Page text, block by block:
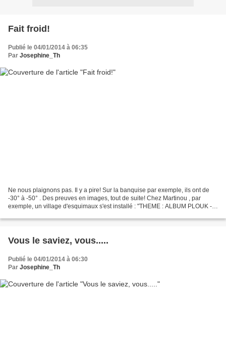
Fait froid!
Publié le 04/01/2014 à 06:35
Par Josephine_Th
Ne nous plaignons pas. Il y a pire! Sur la banquise par exemple, ils ont de
-30° à -50° . Des preuves en images, tout de suite! Chez Martinou , par
exemple, un village d'esquimaux s'est installé : "THEME : ALBUM PLOUK -
Vous le saviez, vous.....
Publié le 04/01/2014 à 06:30
Par Josephine_Th